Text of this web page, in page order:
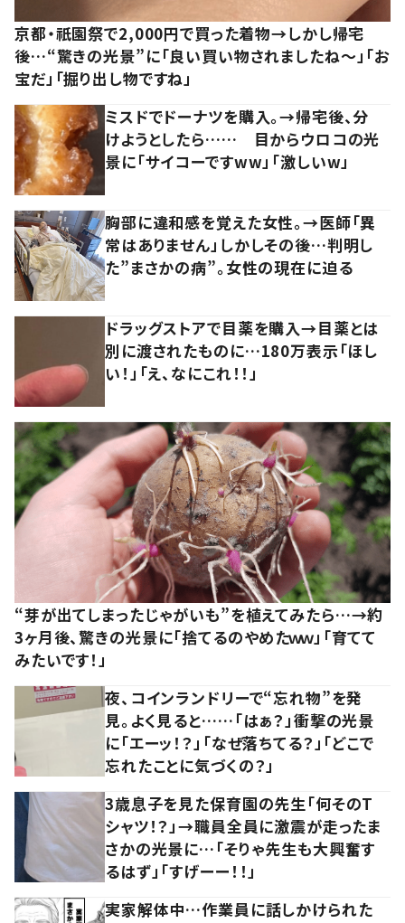
京都・祇園祭で2,000円で買った着物→しかし帰宅
後…“驚きの光景”に「良い買い物されましたね～」「お
宝だ」「掘り出し物ですね」
ミスドでドーナツを購入。→帰宅後、分
けようとしたら…… 目からウロコの光
景に「サイコーですww」「激しいw」
胸部に違和感を覚えた女性。→医師「異
常はありません」しかしその後…判明し
た”まさかの病”。女性の現在に迫る
ドラッグストアで目薬を購入→目薬とは
別に渡されたものに…180万表示「ほし
い！」「え、なにこれ！！」
“芽が出てしまったじゃがいも”を植えてみたら…→約
3ヶ月後、驚きの光景に「捨てるのやめたｗｗ」「育てて
みたいです！」
夜、コインランドリーで“忘れ物”を発
見。よく見ると……「はぁ？」衝撃の光景
に「エーッ！？」「なぜ落ちてる？」「どこで
忘れたことに気づくの？」
3歳息子を見た保育園の先生「何そのT
シャツ！？」→職員全員に激震が走ったま
さかの光景に…「そりゃ先生も大興奮す
るはず」「すげーー！！」
実家解体中…作業員に話しかけられた